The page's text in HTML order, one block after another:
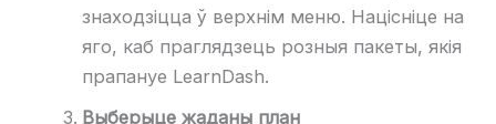
знаходзіцца ў верхнім меню. Націсніце на
яго, каб праглядзець розныя пакеты, якія
прапануе LearnDash.
Выберыце жаданы план